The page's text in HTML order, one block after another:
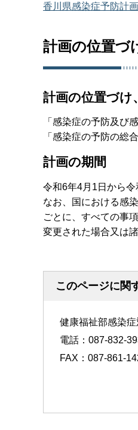
香川県感染症予防計
計画の位置づ
計画の位置づけ
「感染症の予防及び
「感染症の予防の総
計画の期間
令和6年4月1日から令
なお、国における感
ごとに、すべての事
変更された場合又は
このページに関
健康福祉部感染症
電話：087-832-
FAX：087-861-